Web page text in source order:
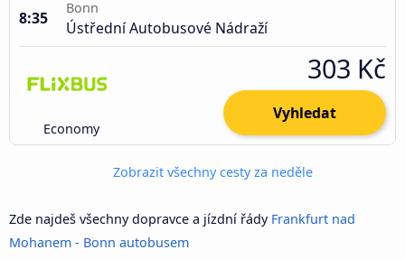
8:35
Bonn
Ústřední Autobusové Nádraží
Economy
303 Kč
Vyhledat
Zobrazit všechny cesty za neděle
Zde najdeš všechny dopravce a jízdní řády Frankfurt nad
Mohanem - Bonn autobusem